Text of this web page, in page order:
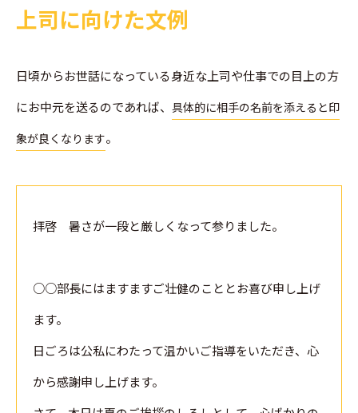
上司に向けた文例
日頃からお世話になっている身近な上司や仕事での目上の方
にお中元を送るのであれば、 具体的に相手の名前を添えると印
象が良くなります。
拝啓 暑さが一段と厳しくなって参りました。
○○部長にはますますご壮健のこととお喜び申し上げ
ます。
日ごろは公私にわたって温かいご指導をいただき、心
から感謝申し上げます。